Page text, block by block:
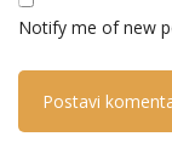
Notify me of new